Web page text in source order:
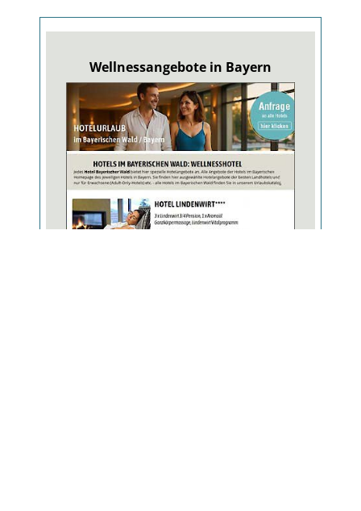
Wellnessangebote in Bayern